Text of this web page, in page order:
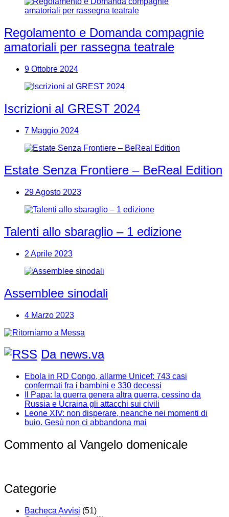
Regolamento e Domanda compagnie
amatoriali per rassegna teatrale
9 Ottobre 2024
Iscrizioni al GREST 2024
7 Maggio 2024
Estate Senza Frontiere – BeReal Edition
29 Agosto 2023
Talenti allo sbaraglio – 1 edizione
2 Aprile 2023
Assemblee sinodali
4 Marzo 2023
Da news.va
Ebola in RD Congo, allarme Unicef: 743 casi
confermati fra i bambini e 330 decessi
Il Papa: la guerra genera altra guerra, cessino da
Russia e Ucraina gli attacchi sui civili
Leone XIV: non disperare, neanche nei momenti di
buio. Gesù non ci abbandona mai
Commento al Vangelo domenicale
Categorie
Bacheca Avvisi (51)